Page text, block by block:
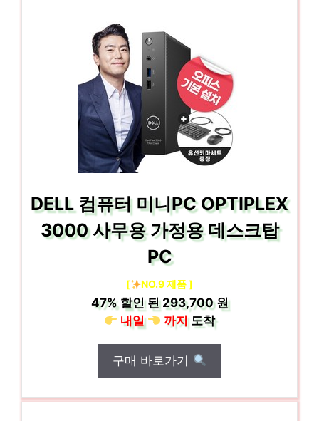
DELL 컴퓨터 미니PC OPTIPLEX
3000 사무용 가정용 데스크탑
PC
[ NO.9 제품 ]
47%할인 된293,700 원
내일
까지도착
구매 바로가기